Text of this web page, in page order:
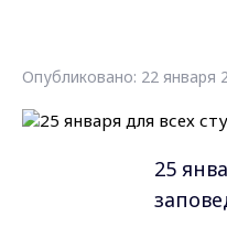
Опубликовано: 22 января
25